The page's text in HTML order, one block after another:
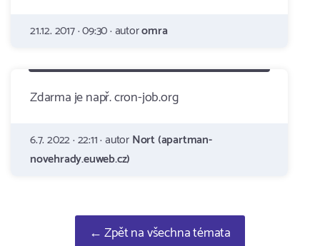
21.12. 2017 · 09:30 · autoromra
Zdarma je např. cron-job.org
6.7. 2022 · 22:11 · autorNort (apartman-
novehrady.euweb.cz)
← Zpět na všechna témata